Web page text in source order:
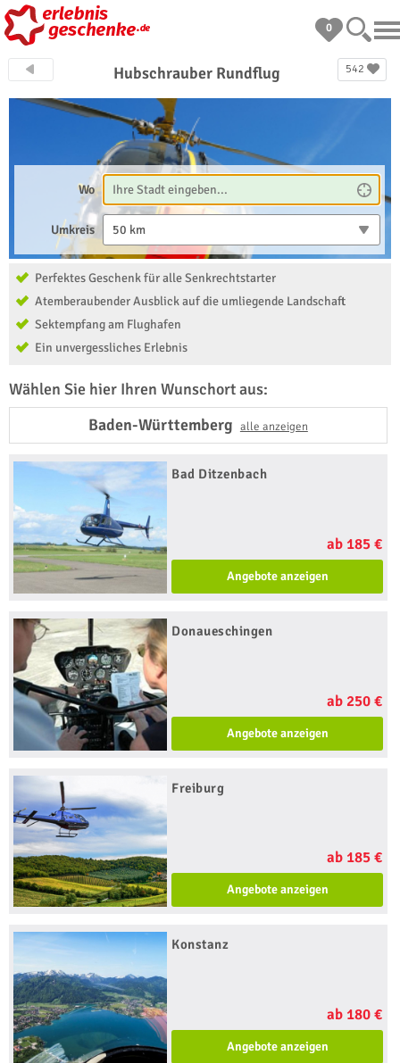
0
542
Hubschrauber Rundflug
Wo
Umkreis 50 km
Perfektes Geschenk für alle Senkrechtstarter
Atemberaubender Ausblick auf die umliegende Landschaft
Sektempfang am Flughafen
Ein unvergessliches Erlebnis
Wählen Sie hier Ihren Wunschort aus:
Baden-Württemberg alle anzeigen
Bad Ditzenbach
ab 185 €
Angebote anzeigen
Donaueschingen
ab 250 €
Angebote anzeigen
Freiburg
ab 185 €
Angebote anzeigen
Konstanz
ab 180 €
Angebote anzeigen